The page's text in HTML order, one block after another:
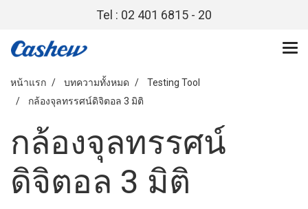
Tel : 02 401 6815 - 20
หน้าแรก บทความทั้งหมด
Testing Tool
กล้องจุลทรรศน์ดิจิตอล 3 มิติ
กล้องจุลทรรศน์
ดิจิตอล 3 มิติ